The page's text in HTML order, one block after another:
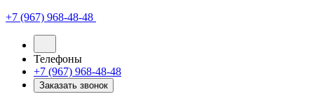
+7 (967) 968-48-48
Телефоны
+7 (967) 968-48-48
Заказать звонок